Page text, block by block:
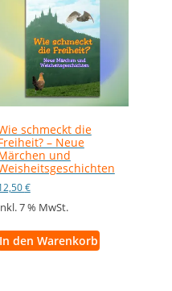
schmeckt die
– Neue
und
€
7 % MwSt.
In den Warenkorb